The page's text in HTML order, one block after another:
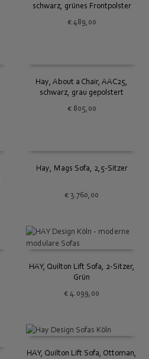
schwarz, grünes Frontpolster
€489,00
Hay, About a Chair, AAC25,
schwarz, grau gepolstert
€805,00
Hay, Mags Sofa, 2,5-Sitzer
€ 3.760,00
HAY, Quilton Lift Sofa, 2-Sitzer,
Grün
€ 4.099,00
HAY, Quilton Lift Sofa, Ottoman,